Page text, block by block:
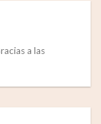
a las